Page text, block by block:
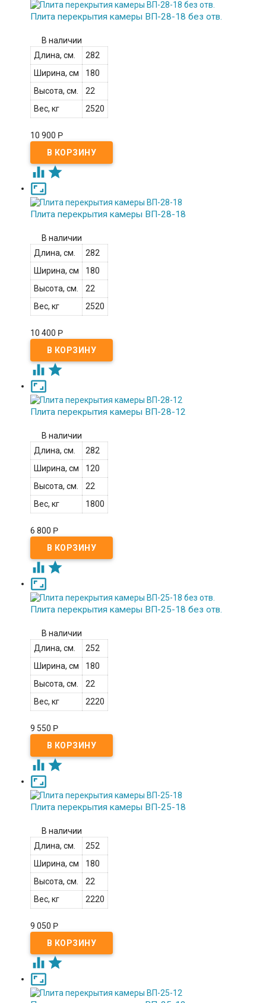
Плита перекрытия камеры ВП-28-18 без отв.
В наличии
Длина, см.
282
Ширина, см
180
Высота, см.
22
Вес, кг
2520
10 900 Р
 

Плита перекрытия камеры ВП-28-18
В наличии
Длина, см.
282
Ширина, см
180
Высота, см.
22
Вес, кг
2520
10 400 Р
 

Плита перекрытия камеры ВП-28-12
В наличии
Длина, см.
282
Ширина, см
120
Высота, см.
22
Вес, кг
1800
6 800 Р
 

Плита перекрытия камеры ВП-25-18 без отв.
В наличии
Длина, см.
252
Ширина, см
180
Высота, см.
22
Вес, кг
2220
9 550 Р
 

Плита перекрытия камеры ВП-25-18
В наличии
Длина, см.
252
Ширина, см
180
Высота, см.
22
Вес, кг
2220
9 050 Р
 
